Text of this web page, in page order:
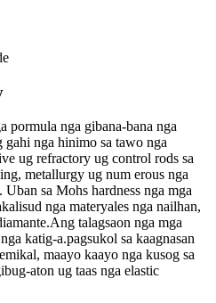
pormula nga gibana-bana nga
nga hinimo sa tawo nga
ug refractory ug control rods sa
metallurgy ug num erous nga
sa Mohs hardness nga mga
nga materyales nga nailhan,
talagsaon nga mga
katig-a.pagsukol sa kaagnasan
maayo kaayo nga kusog sa
aton ug taas nga elastic